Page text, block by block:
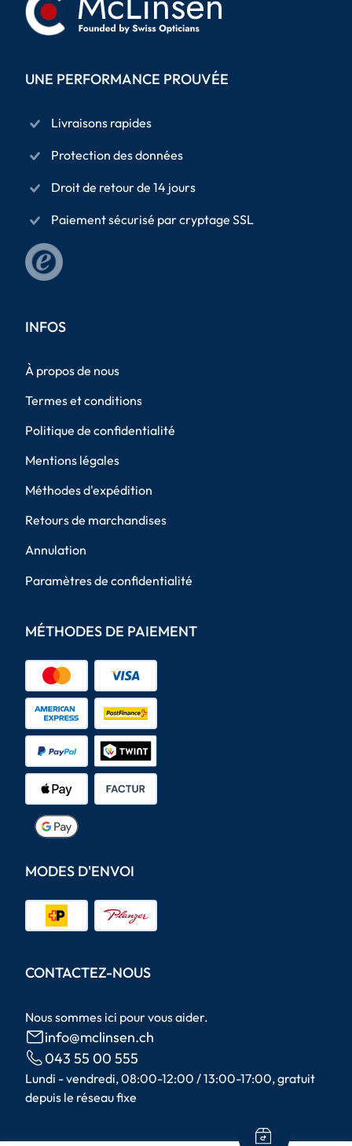
UNE PERFORMANCE PROUVÉE
Livraisons rapides
Protection des données
Droit de retour de 14 jours
Paiement sécurisé par cryptage SSL
INFOS
À propos de nous
Termes et conditions
Politique de confidentialité
Mentions légales
Méthodes d'expédition
Retours de marchandises
Annulation
Paramètres de confidentialité
MÉTHODES DE PAIEMENT
MODES D'ENVOI
CONTACTEZ-NOUS
Nous sommes ici pour vous aider.
info@mclinsen.ch
043 55 00 555
Lundi - vendredi, 08:00-12:00 / 13:00-17:00, gratuit
depuis le réseau fixe